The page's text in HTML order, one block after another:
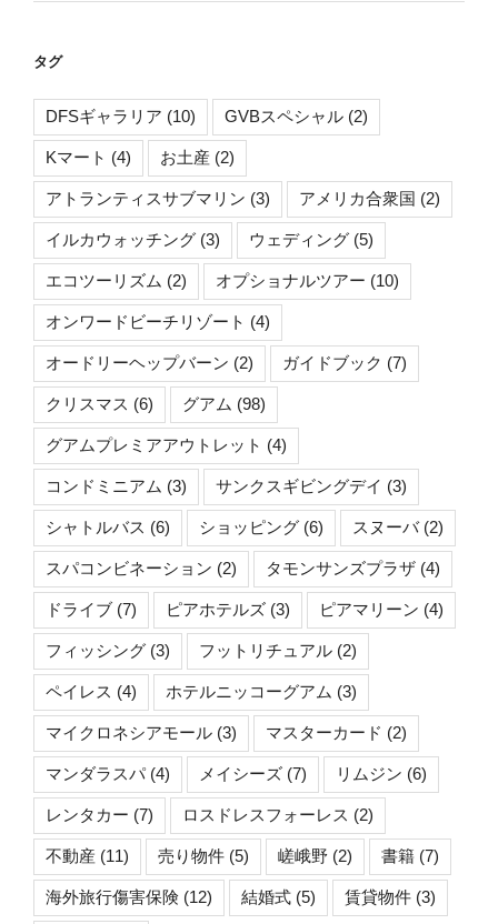
タグ
DFSギャラリア (10) GVBスペシャル (2)
Kマート (4) お土産 (2)
アトランティスサブマリン (3) アメリカ合衆国 (2)
イルカウォッチング (3) ウェディング (5)
エコツーリズム (2) オプショナルツアー (10)
オンワードビーチリゾート (4)
オードリーヘップバーン (2) ガイドブック (7)
クリスマス (6) グアム (98)
グアムプレミアアウトレット (4)
コンドミニアム (3) サンクスギビングデイ (3)
シャトルバス (6) ショッピング (6) スヌーバ(2)
スパコンビネーション (2) タモンサンズプラザ (4)
ドライブ (7) ピアホテルズ (3) ピアマリーン (4)
フィッシング (3) フットリチュアル (2)
ペイレス (4) ホテルニッコーグアム (3)
マイクロネシアモール (3) マスターカード (2)
マンダラスパ(4) メイシーズ (7) リムジン (6)
レンタカー (7) ロスドレスフォーレス (2)
不動産 (11) 売り物件 (5) 嵯峨野 (2) 書籍 (7)
海外旅行傷害保険 (12) 結婚式 (5) 賃貸物件 (3)